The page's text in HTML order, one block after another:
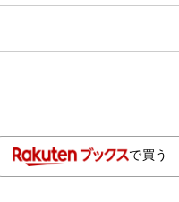
で買う